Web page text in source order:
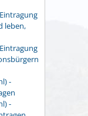
leben,
-
-